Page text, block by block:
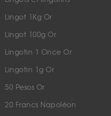
Lingot 1Kg Or
Lingot 100g Or
Lingotin 1 Once Or
Lingotin 1g Or
50 Pesos Or
20 Francs Napoléon